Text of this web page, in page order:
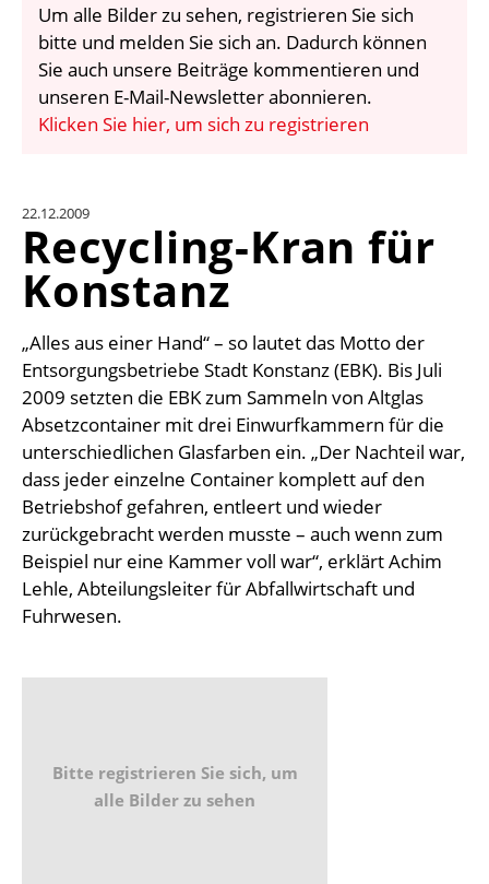
VIDEOS
BIBLIOTHEK
KRAN & BÜHNE
EINHEITENKONVERTER
KONTAKT
Um alle Bilder zu sehen, registrieren Sie sich
bitte und melden Sie sich an. Dadurch können
Sie auch unsere Beiträge kommentieren und
unseren E-Mail-Newsletter abonnieren.
Klicken Sie hier, um sich zu registrieren
22.12.2009
Recycling-Kran für
Konstanz
„Alles aus einer Hand“ – so lautet das Motto der
Entsorgungsbetriebe Stadt Konstanz (EBK). Bis Juli
2009 setzten die EBK zum Sammeln von Altglas
Absetzcontainer mit drei Einwurfkammern für die
unterschiedlichen Glasfarben ein. „Der Nachteil war,
dass jeder einzelne Container komplett auf den
Betriebshof gefahren, entleert und wieder
zurückgebracht werden musste – auch wenn zum
Beispiel nur eine Kammer voll war“, erklärt Achim
Lehle, Abteilungsleiter für Abfallwirtschaft und
Fuhrwesen.
Bitte registrieren Sie sich, um
alle Bilder zu sehen